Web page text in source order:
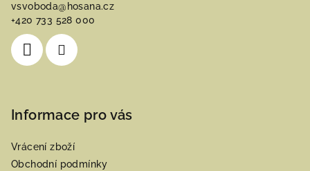
vsvoboda@ hosana.cz
+420 733 528 000
Informace pro vás
Vrácení zboží
Obchodní podmínky